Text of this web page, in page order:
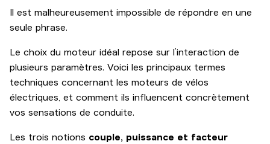
Il est malheureusement impossible de répondre en une
seule phrase.
Le choix du moteur idéal repose sur l’interaction de
plusieurs paramètres. Voici les principaux termes
techniques concernant les moteurs de vélos
électriques, et comment ils influencent concrètement
vos sensations de conduite.
Les trois notions couple, puissance et facteur